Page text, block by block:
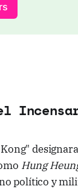
Hung
político y